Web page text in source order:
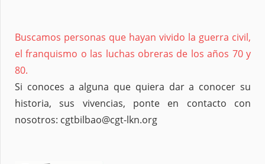
Buscamos personas que hayan vivido la guerra civil,
el franquismo o las luchas obreras de los años 70 y
80.
Si conoces a alguna que quiera dar a conocer su
historia, sus vivencias, ponte en contacto con
nosotros: cgtbilbao@cgt-lkn.org